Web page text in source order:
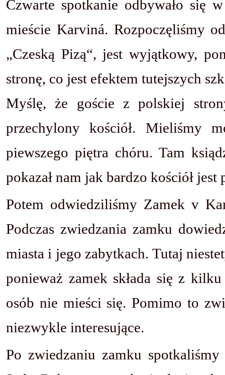
Czwarte spotkanie odbywało się
mieście Karviná. Rozpoczęliśmy
„Czeską Pizą“, jest wyjątkowy,
stronę, co jest efektem tutejszych
Myślę, że goście z polskiej
przechylony kościół. Mieliśmy
piewszego piętra chóru. Tam
pokazał nam jak bardzo kościół jest
Potem odwiedziliśmy Zamek v
Podczas zwiedzania zamku
miasta i jego zabytkach. Tutaj
ponieważ zamek składa się z
osób nie mieści się. Pomimo to
niezwykle interesujące.
Po zwiedzaniu zamku